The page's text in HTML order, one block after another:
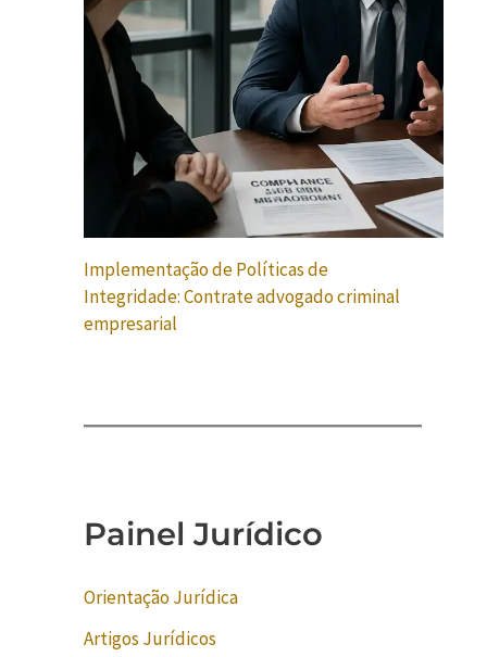
Implementação de Políticas de
Integridade: Contrate advogado criminal
empresarial
Painel Jurídico
Orientação Jurídica
Artigos Jurídicos